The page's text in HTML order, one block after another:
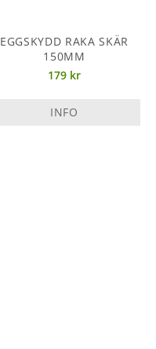
EGGSKYDD RAKA SKÄR
150MM
179 kr
INFO